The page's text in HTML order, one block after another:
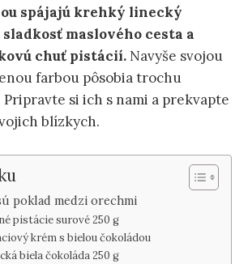
spájajú krehký linecký
maslového cesta a
chuť pistácií. Navyše svojou
farbou pôsobia trochu
si ich s nami a prekvapte
blízkych.
poklad medzi orechmi
pistácie surové 250 g
krém s bielou čokoládou
biela čokoláda 250 g